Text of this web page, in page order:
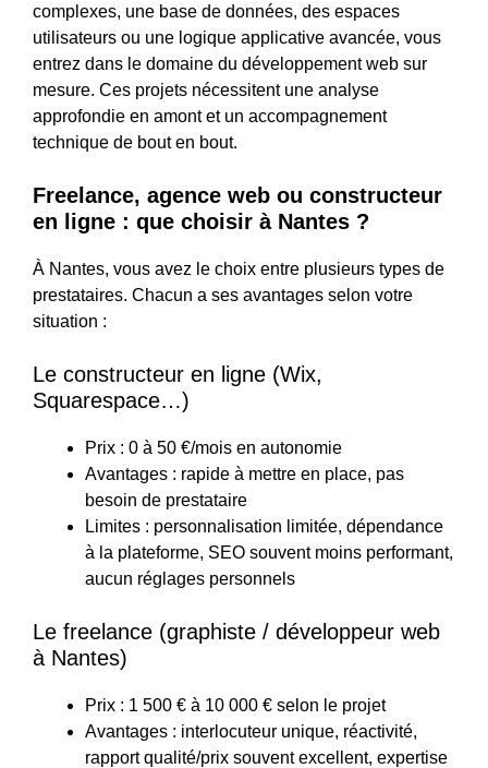
complexes, une base de données, des espaces
utilisateurs ou une logique applicative avancée, vous
entrez dans le domaine du développement web sur
mesure. Ces projets nécessitent une analyse
approfondie en amont et un accompagnement
technique de bout en bout.
Freelance, agence web ou constructeur
en ligne : que choisir à Nantes ?
À Nantes, vous avez le choix entre plusieurs types de
prestataires. Chacun a ses avantages selon votre
situation :
Le constructeur en ligne (Wix,
Squarespace…)
Prix : 0 à 50 €/mois en autonomie
Avantages : rapide à mettre en place, pas
besoin de prestataire
Limites : personnalisation limitée, dépendance
à la plateforme, SEO souvent moins performant,
aucun réglages personnels
Le freelance (graphiste / développeur web
à Nantes)
Prix : 1 500 € à 10 000 € selon le projet
Avantages : interlocuteur unique, réactivité,
rapport qualité/prix souvent excellent, expertise